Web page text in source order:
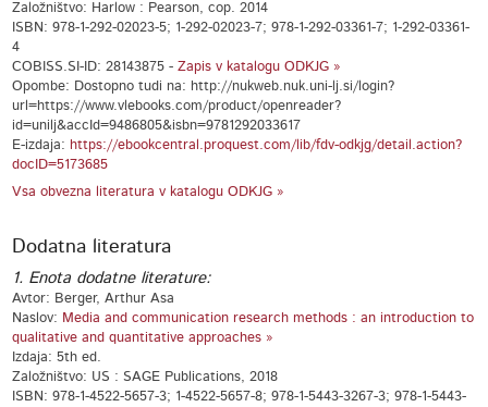
Založništvo: Harlow : Pearson, cop. 2014
ISBN: 978-1-292-02023-5; 1-292-02023-7; 978-1-292-03361-7; 1-292-03361-
4
COBISS.SI-ID: 28143875 -Zapis v katalogu ODKJG »
Opombe: Dostopno tudi na: http://nukweb.nuk.uni-lj.si/login?
url=https://www.vlebooks.com/product/openreader?
id=unilj&accId=9486805&isbn=9781292033617
E-izdaja: https://ebookcentral.proquest.com/lib/fdv-odkjg/detail.action?
docID=5173685
Vsa obvezna literatura v katalogu ODKJG »
Dodatna literatura
1. Enota dodatne literature:
Avtor: Berger, Arthur Asa
Naslov: Media and communication research methods : an introduction to
qualitative and quantitative approaches »
Izdaja: 5th ed.
Založništvo: US : SAGE Publications, 2018
ISBN: 978-1-4522-5657-3; 1-4522-5657-8; 978-1-5443-3267-3; 978-1-5443-